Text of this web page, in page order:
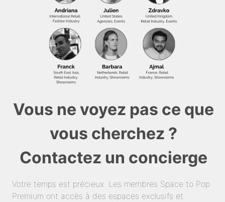
Vous ne voyez pas ce que
vous cherchez ?
Contactez un concierge
Votre temps est précieux. Les membres Space to Pop
Premium ont accès à des espaces exclusifs et